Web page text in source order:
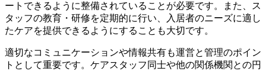
ートできるように整備されていることが必要です。また、ス
タッフの教育・研修を定期的に行い、入居者のニーズに適し
たケアを提供できるようにすることも大切です。
適切なコミュニケーションや情報共有も運営と管理のポイン
トとして重要です。ケアスタッフ同士や他の関係機関との円